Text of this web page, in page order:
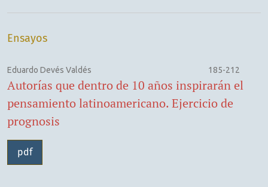
Ensayos
Eduardo Devés Valdés 185-212
Autorías que dentro de 10 años inspirarán el
pensamiento latinoamericano. Ejercicio de
prognosis
pdf